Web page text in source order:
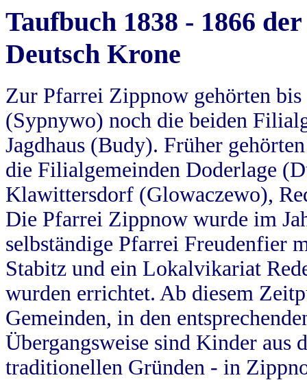
Taufbuch 1838 - 1866
Deutsch Krone
Zur Pfarrei Zippnow gehörten
(Sypnywo) noch die beiden
Jagdhaus (Budy). Früher
die Filialgemeinden Doderlage
Klawittersdorf (Glowaczewo),
Die Pfarrei Zippnow wurde im
selbständige Pfarrei Freudenfier
Stabitz und ein Lokalvikariat
wurden errichtet. Ab diesem
Gemeinden, in den
Übergangsweise sind Kinder aus
traditionellen Gründen - in